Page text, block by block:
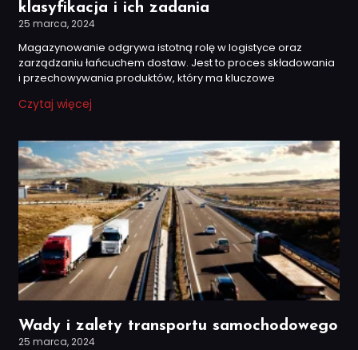
klasyfikacja i ich zadania
25 marca, 2024
Magazynowanie odgrywa istotną rolę w logistyce oraz
zarządzaniu łańcuchem dostaw. Jest to proces składowania
i przechowywania produktów, który ma kluczowe
Czytaj więcej
Wady i zalety transportu samochodowego
25 marca, 2024